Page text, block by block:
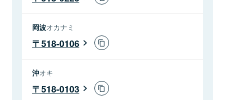
岡波オカナミ
518-0106
沖オキ
518-0103